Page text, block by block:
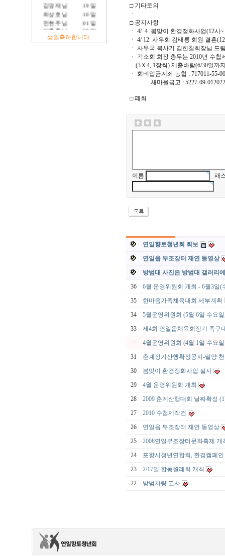
김영재 님
19 일
최상호 님
10 일
전현주 님
01 일
이충훈 님
09 일
정충교 님
17 일
생일축하합니다.
□ 기타토의
ㆍ
□ 공지사항
ㆍ 4/ 4 봄맞이 환경정화사업(12시
ㆍ 4/ 12 사우회 김태룡 회원 결혼
ㆍ 사무국 복사기 김헌칠회장님 드
ㆍ 각소회 회장 총무는 2010년 수
(3Ｘ4, 1장씩) 제출바람(6/30일까
ㆍ 회비입금계좌 농협 : 717011-55-
새마을금고 : 5227-09-012022-
□ 폐회
이름 패
연일향토청년회 회보
연일읍 부조장터 재연 동영상
방범대 사진은 방범대 갤러리
36
6월 운영위원회 개최 - 6월3일(
35
한마음가족체육대회 세부계획
34
5월운영위원회 (5월 6일 수요
33
제4회 연일읍체육회장기 족구
4월운영위원회 (4월 1일 수요
31
춘계정기산행확정공지-밀양
30
봄맞이 환경정화사업 실시
29
4월 운영위원회 개최
28
2009 춘계산행대회 날짜확정
27
2010 수첩제작건
26
연일읍 부조장터 재연 동영상
25
2008연일부조장터문화축제 개
24
포항시청년연합회, 환경캠페인
23
2/17일 합동월례회 개최
22
방범차량 고사